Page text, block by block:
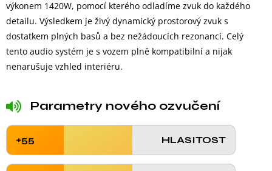
výkonem 1420W, pomocí kterého odladíme zvuk do každého
detailu. Výsledkem je živý dynamický prostorový zvuk s
dostatkem plných basů a bez nežádoucích rezonancí. Celý
tento audio systém je s vozem plně kompatibilní a nijak
nenarušuje vzhled interiéru.
Parametry nového ozvučení
HLASITOST
+55